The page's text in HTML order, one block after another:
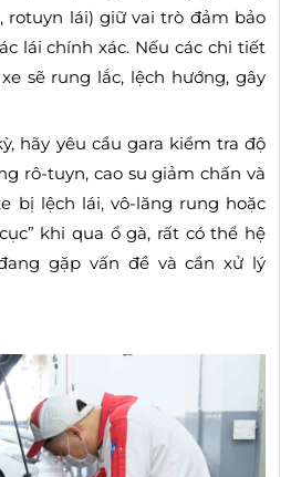
rotuyn lái) giữ vai trò đảm bảo
lái chính xác. Nếu các chi tiết
sẽ rung lắc, lệch hướng, gây
hãy yêu cầu gara kiểm tra độ
rô-tuyn, cao su giảm chấn và
bị lệch lái, vô-lăng rung hoặc
khi qua ổ gà, rất có thể hệ
gặp vấn đề và cần xử lý